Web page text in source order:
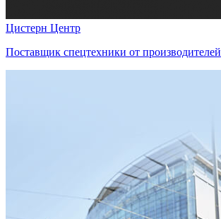
Цистерн Центр
Поставщик спецтехники от производителей